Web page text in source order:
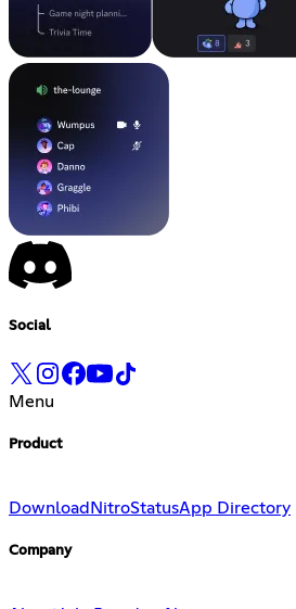
Social
Menu
Product
Download NitroStatusApp Directory
Company